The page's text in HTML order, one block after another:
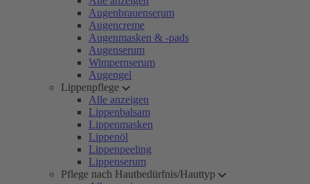
Augenbrauenserum
Augencreme
Augenmasken & -pads
Augenserum
Wimpernserum
Augengel
Lippenpflege
Alle anzeigen
Lippenbalsam
Lippenmasken
Lippenöl
Lippenpeeling
Lippenserum
Pflege nach Hautbedürfnis/Hauttyp